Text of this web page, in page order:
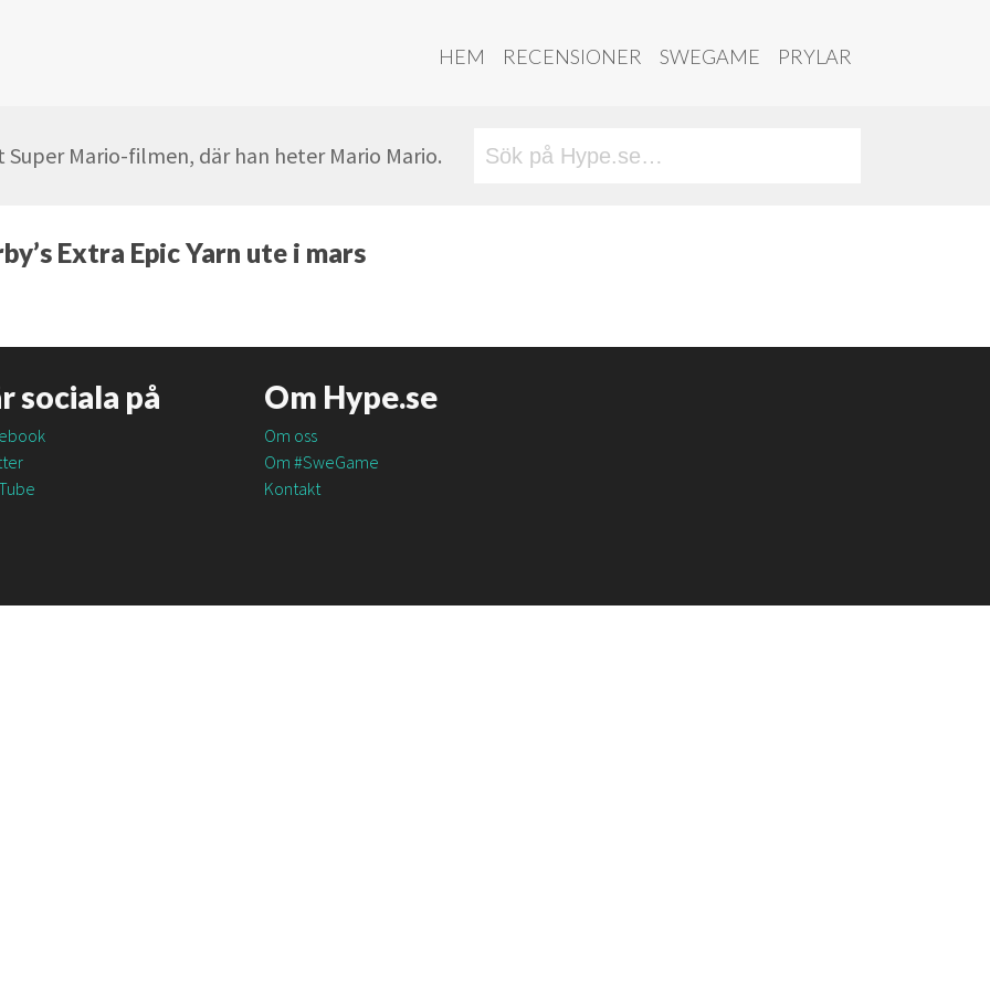
HEM RECENSIONER SWEGAME PRYLAR
Mario-filmen, där han heter Mario Mario.
Extra Epic Yarn ute i mars
sociala på Om Hype.se
Om oss
Om #SweGame
Kontakt